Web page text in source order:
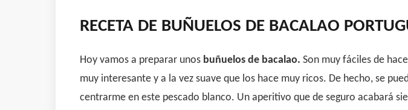
RECETA DE BUÑUELOS DE BACALAO
Hoy vamos a preparar unos buñuelos de bacalao. Son muy fáciles de
muy interesante y a la vez suave que los hace muy ricos. De hecho, se
centrarme en este pescado blanco. Un aperitivo que de seguro acabará